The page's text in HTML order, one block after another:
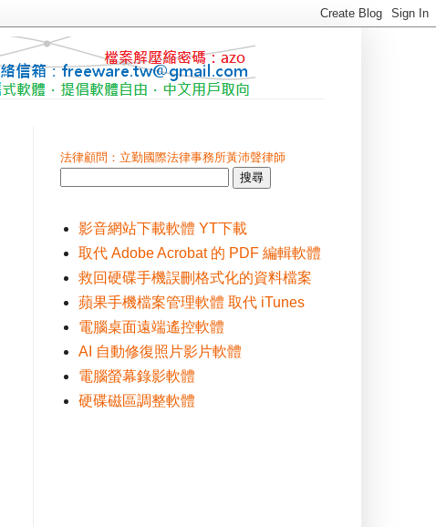
法律顧問：立勤國際法律事務所黃沛聲律師
影音網站下載軟體 YT下載
取代 Adobe Acrobat 的 PDF 編輯軟體
救回硬碟手機誤刪格式化的資料檔案
蘋果手機檔案管理軟體 取代 iTunes
電腦桌面遠端遙控軟體
AI 自動修復照片影片軟體
電腦螢幕錄影軟體
硬碟磁區調整軟體